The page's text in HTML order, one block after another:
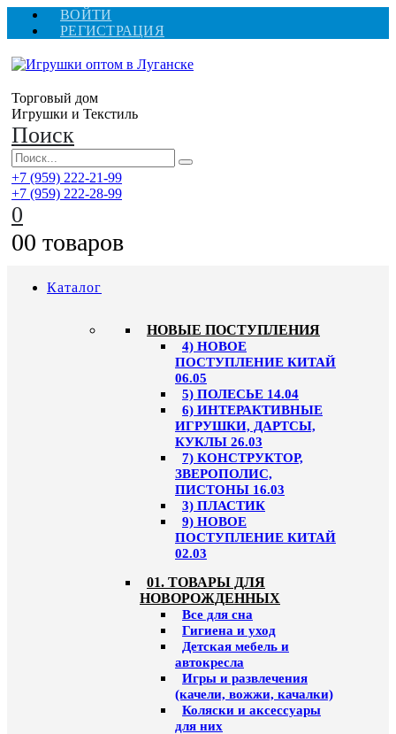
ВОЙТИ
РЕГИСТРАЦИЯ
Торговый дом
Игрушки и Текстиль
Поиск
+7 (959) 222-21-99
+7 (959) 222-28-99
0
00 товаров
Каталог
НОВЫЕ ПОСТУПЛЕНИЯ
4) НОВОЕ
ПОСТУПЛЕНИЕ КИТАЙ
06.05
5) ПОЛЕСЬЕ 14.04
6) ИНТЕРАКТИВНЫЕ
ИГРУШКИ, ДАРТСЫ,
КУКЛЫ 26.03
7) КОНСТРУКТОР,
ЗВЕРОПОЛИС,
ПИСТОНЫ 16.03
3) ПЛАСТИК
9) НОВОЕ
ПОСТУПЛЕНИЕ КИТАЙ
02.03
01. ТОВАРЫ ДЛЯ
НОВОРОЖДЕННЫХ
Все для сна
Гигиена и уход
Детская мебель и
автокресла
Игры и развлечения
(качели, вожжи, качалки)
Коляски и аксессуары
для них